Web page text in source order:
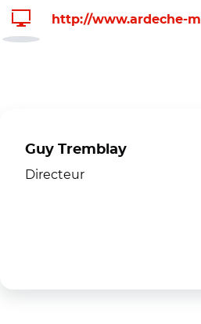
http://www.ardeche-
Guy Tremblay
Directeur